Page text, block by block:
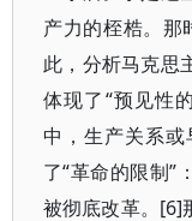
产力的桎梏。那
此，分析马克思
体现了“预见性
中，生产关系
了“革命的限制”
被彻底改革。[6]